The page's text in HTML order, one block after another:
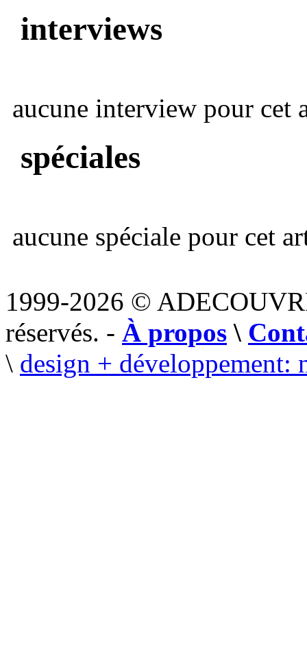
interviews
aucune interview pour cet
spéciales
aucune spéciale pour cet
1999-2026 ©
réservés. - À propos \
\ design + développement: